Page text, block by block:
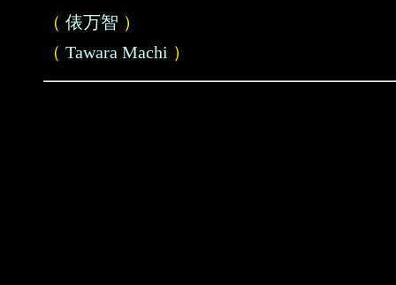
（ 俵万智 ）
（ Tawara Machi ）